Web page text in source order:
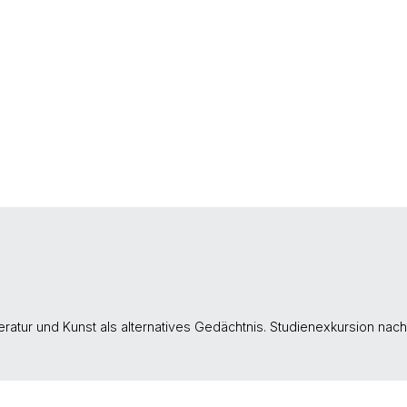
und Kunst als alternatives Gedächtnis. Studienexkursion